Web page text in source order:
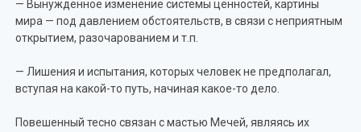
— Вынужденное изменение системы ценностей, картины
мира — под давлением обстоятельств, в связи с неприятным
открытием, разочарованием и т.п.
— Лишения и испытания, которых человек не предполагал,
вступая на какой-то путь, начиная какое-то дело.
Повешенный тесно связан с мастью Мечей, являясь их